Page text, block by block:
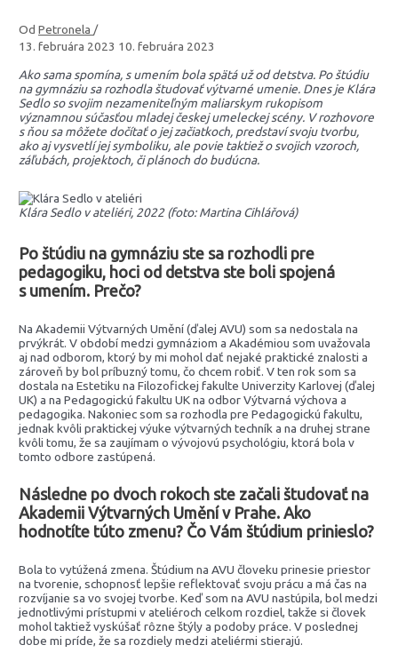
Od Petronela /
13. februára 2023 10. februára 2023
Ako sama spomína, s umením bola spätá už od detstva. Po štúdiu
na gymnáziu sa rozhodla študovať výtvarné umenie. Dnes je Klára
Sedlo so svojim nezameniteľným maliarskym rukopisom
významnou súčasťou mladej českej umeleckej scény. V rozhovore
s ňou sa môžete dočítať o jej začiatkoch, predstaví svoju tvorbu,
ako aj vysvetlí jej symboliku, ale povie taktiež o svojich vzoroch,
záľubách, projektoch, či plánoch do budúcna.
Klára Sedlo v ateliéri, 2022 (foto: Martina Cihlářová)
Po štúdiu na gymnáziu ste sa rozhodli pre
pedagogiku, hoci od detstva ste boli spojená
s umením. Prečo?
Na Akademii Výtvarných Umění (ďalej AVU) som sa nedostala na
prvýkrát. V období medzi gymnáziom a Akadémiou som uvažovala
aj nad odborom, ktorý by mi mohol dať nejaké praktické znalosti a
zároveň by bol príbuzný tomu, čo chcem robiť. V ten rok som sa
dostala na Estetiku na Filozofickej fakulte Univerzity Karlovej (ďalej
UK) a na Pedagogickú fakultu UK na odbor Výtvarná výchova a
pedagogika. Nakoniec som sa rozhodla pre Pedagogickú fakultu,
jednak kvôli praktickej výuke výtvarných techník a na druhej strane
kvôli tomu, že sa zaujímam o vývojovú psychológiu, ktorá bola v
tomto odbore zastúpená.
Následne po dvoch rokoch ste začali študovať na
Akademii Výtvarných Umění v Prahe. Ako
hodnotíte túto zmenu? Čo Vám štúdium prinieslo?
Bola to vytúžená zmena. Štúdium na AVU človeku prinesie priestor
na tvorenie, schopnosť lepšie reflektovať svoju prácu a má čas na
rozvíjanie sa vo svojej tvorbe. Keď som na AVU nastúpila, bol medzi
jednotlivými prístupmi v ateliéroch celkom rozdiel, takže si človek
mohol taktiež vyskúšať rôzne štýly a podoby práce. V poslednej
dobe mi príde, že sa rozdiely medzi ateliérmi stierajú.